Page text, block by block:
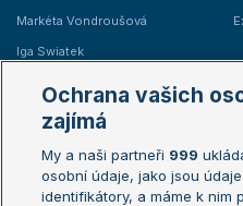
Markéta Vondroušová
Iga Swiatek
Žebříčky
Žebříček ATP (muži)
Žebříček WTA (ženy)
Ochrana vašich
zajímá
My a naši partneři 999
osobní údaje, jako jsou
identifikátory, a máme k nim